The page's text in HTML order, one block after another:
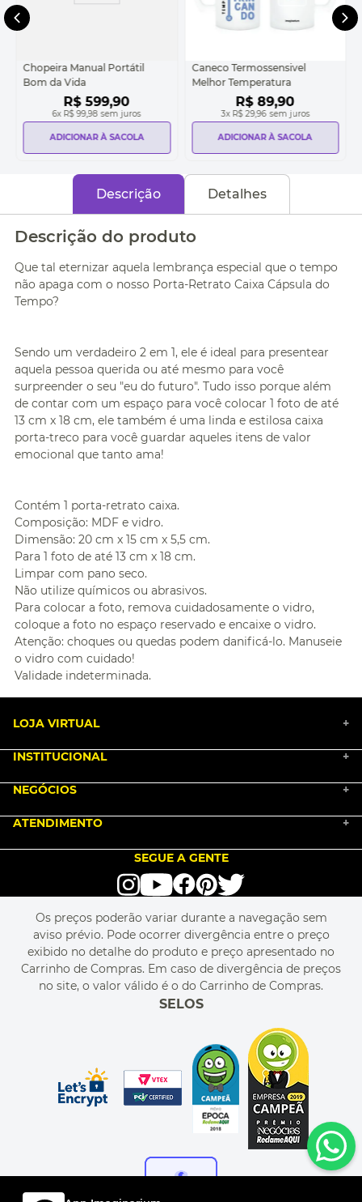
Chopeira Manual Portátil
Bom da Vida
R$ 599,90
6x R$ 99,98 sem juros
ADICIONAR À SACOLA
Caneco Termossensivel
Melhor Temperatura
R$ 89,90
3x R$ 29,96 sem juros
ADICIONAR À SACOLA
Descrição Detalhes
Descrição do produto
Que tal eternizar aquela lembrança especial que o tempo
não apaga com o nosso Porta-Retrato Caixa Cápsula do
Tempo?
Sendo um verdadeiro 2 em 1, ele é ideal para presentear
aquela pessoa querida ou até mesmo para você
surpreender o seu "eu do futuro". Tudo isso porque além
de contar com um espaço para você colocar 1 foto de até
13 cm x 18 cm, ele também é uma linda e estilosa caixa
porta-treco para você guardar aqueles itens de valor
emocional que tanto ama!
Contém 1 porta-retrato caixa.
Composição: MDF e vidro.
Dimensão: 20 cm x 15 cm x 5,5 cm.
Para 1 foto de até 13 cm x 18 cm.
Limpar com pano seco.
Não utilize químicos ou abrasivos.
Para colocar a foto, remova cuidadosamente o vidro,
coloque a foto no espaço reservado e encaixe o vidro.
Atenção: choques ou quedas podem danificá-lo. Manuseie
o vidro com cuidado!
Validade indeterminada.
LOJA VIRTUAL +
TERMOS DE USO
POLÍTICA DE PRIVACIDADE
PERGUNTAS FREQUENTES
MEU CADASTRO
MEU PEDIDO
CUPONS DE DESCONTO
INSTITUCIONAL +
BLOG
RASTREIE O SEU PEDIDO
MAPA DO SITE
NEGÓCIOS +
LOVE BRANDS
SEJA REVENDEDOR
LIVELO
ATENDIMENTO +
alô alô IMG
SEGUE A GENTE
Os preços poderão variar durante a navegação sem
aviso prévio. Pode ocorrer divergência entre o preço
exibido no detalhe do produto e preço apresentado no
Carrinho de Compras. Em caso de divergência de preços
no site, o valor válido é o do Carrinho de Compras.
SELOS